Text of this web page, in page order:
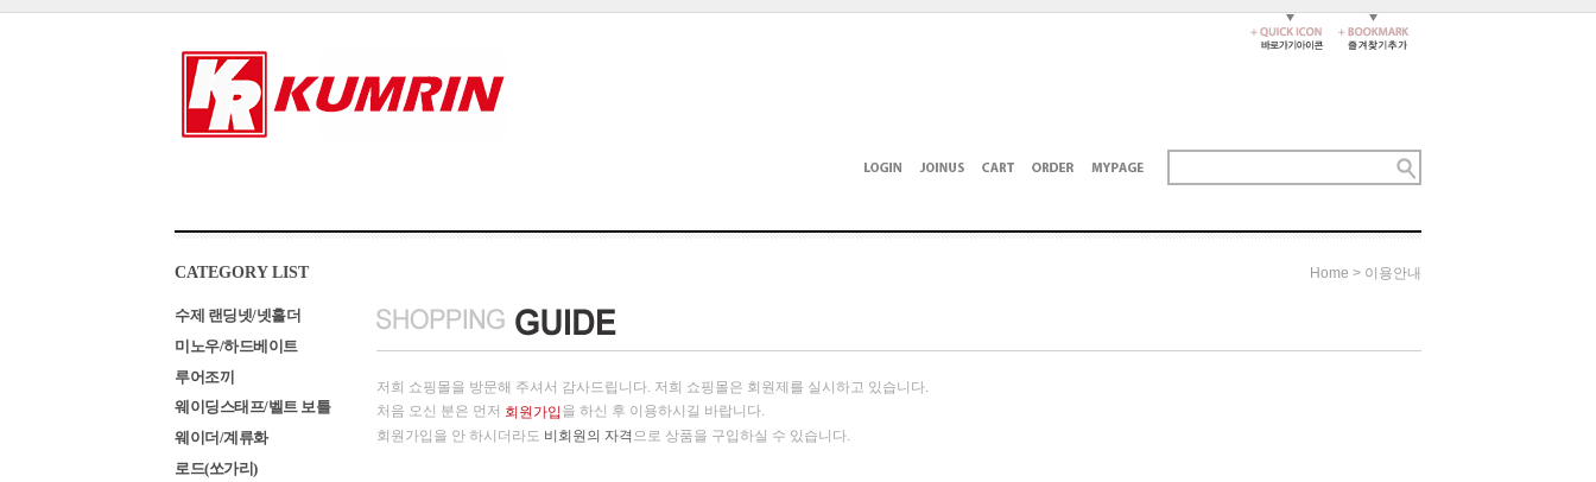
CATEGORY LIST
수제 랜딩넷/넷홀더
미노우/하드베이트
루어조끼
웨이딩스태프/벨트 보틀
웨이더/계류화
로드(쏘가리)
Home > 이용안내
저희 쇼핑몰을 방문해 주셔서 감사드립니다. 저희 쇼핑몰은 회원제를 실시하고 있습니다.
처음 오신 분은 먼저 회원가입을 하신 후 이용하시길 바랍니다.
회원가입을 안 하시더라도 비회원의 자격 으로 상품을 구입하실 수 있습니다.